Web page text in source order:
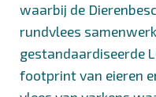
waarbij de
rundvlees
gestandaardiseerde
footprint van eieren